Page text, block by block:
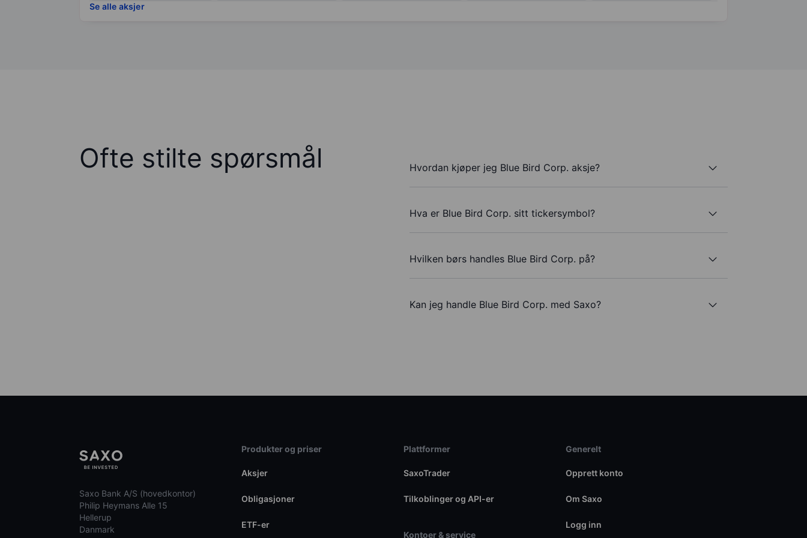
Se alle aksjer
Ofte stilte spørsmål Hvordan kjøper jeg Blue Bird Corp. aksje?
Hva er Blue Bird Corp. sitt tickersymbol?
Hvilken børs handles Blue Bird Corp. på?
Kan jeg handle Blue Bird Corp. med Saxo?
Saxo Bank A/S (hovedkontor)
Philip Heymans Alle 15
Hellerup
Danmark
Produkter og priser
Aksjer
Obligasjoner
ETF-er
Plattformer
SaxoTrader
Tilkoblinger og API-er
Kontoer & service
Generelt
Opprett konto
Om Saxo
Logg inn